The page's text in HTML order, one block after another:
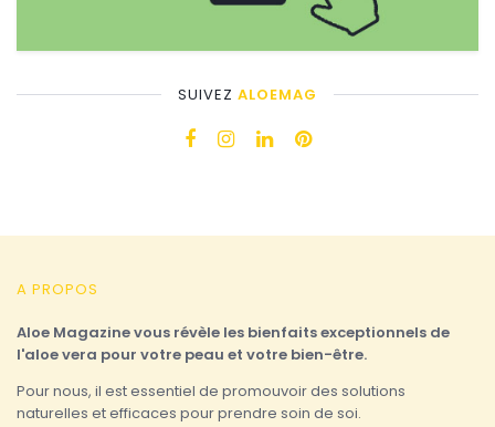
SUIVEZ ALOEMAG
A PROPOS
Aloe Magazine vous révèle les bienfaits exceptionnels de
l'aloe vera pour votre peau et votre bien-être.
Pour nous, il est essentiel de promouvoir des solutions
naturelles et efficaces pour prendre soin de soi.